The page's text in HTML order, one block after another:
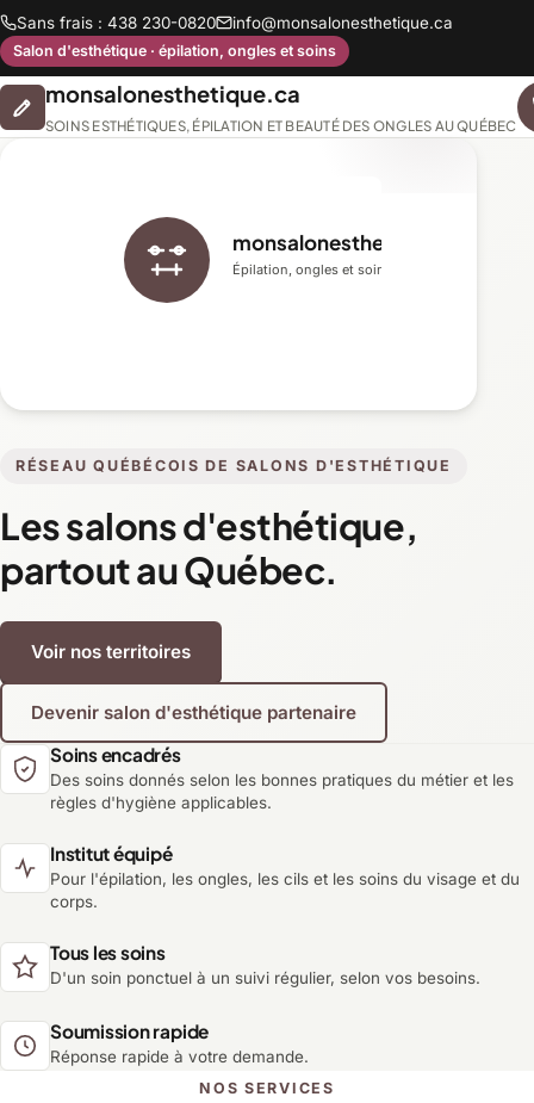
Sans frais : 438 230-0820 info@monsalonesthetique.ca
Salon d'esthétique · épilation, ongles et soins
monsalonesthetique.ca
SOINS ESTHÉTIQUES, ÉPILATION ET BEAUTÉ DES ONGLES AU QUÉBEC
RÉSEAU QUÉBÉCOIS DE SALONS D'ESTHÉTIQUE
Les salons d'esthétique,
partout au Québec.
Voir nos territoires
Devenir salon d'esthétique partenaire
monsalonesthetique.ca
Épilation, ongles et soins du visage
Soins encadrés
Des soins donnés selon les bonnes pratiques du métier et les
règles d'hygiène applicables.
Institut équipé
Pour l'épilation, les ongles, les cils et les soins du visage et du
corps.
Tous les soins
D'un soin ponctuel à un suivi régulier, selon vos besoins.
Soumission rapide
Réponse rapide à votre demande.
NOS SERVICES